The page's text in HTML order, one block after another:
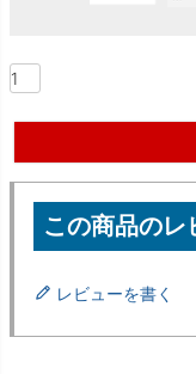
レビューを書く